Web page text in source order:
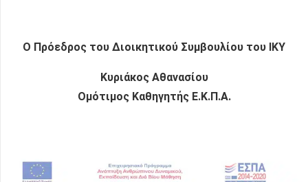
Ο Πρόεδρος του Διοικητικού Συμβουλίου του ΙΚΥ
Κυριάκος Αθανασίου
Ομότιμος Καθηγητής Ε.Κ.Π.Α.